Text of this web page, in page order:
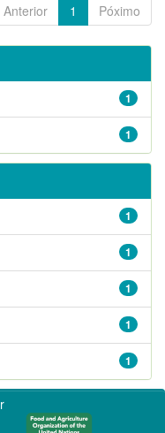
Anterior 1 Póximo
1
1
1
1
1
1
1